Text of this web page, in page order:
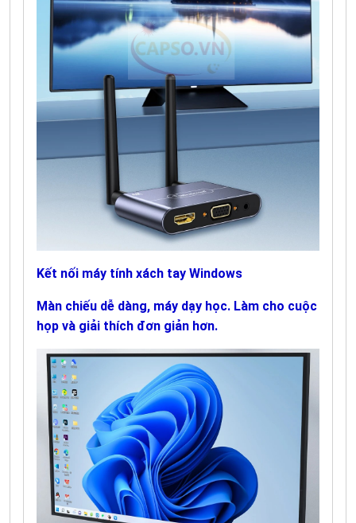
Kết nối máy tính xách tay Windows
Màn chiếu dễ dàng, máy dạy học. Làm cho cuộc
họp và giải thích đơn giản hơn.